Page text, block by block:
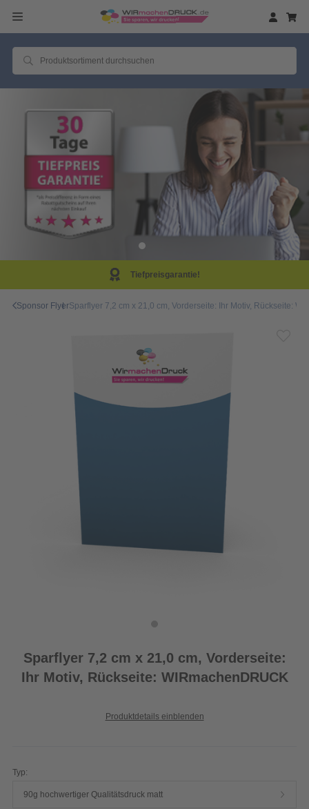
Sponsor FlyerSparflyer 7,2 cm x 21,0 cm, Vorderseite: Ihr Motiv, Rückseite:
Sparflyer 7,2 cm x 21,0 cm, Vorderseite:
Ihr Motiv, Rückseite: WIRmachenDRUCK
Produktdetails einblenden
Typ:
90g hochwertiger Qualitätsdruck matt